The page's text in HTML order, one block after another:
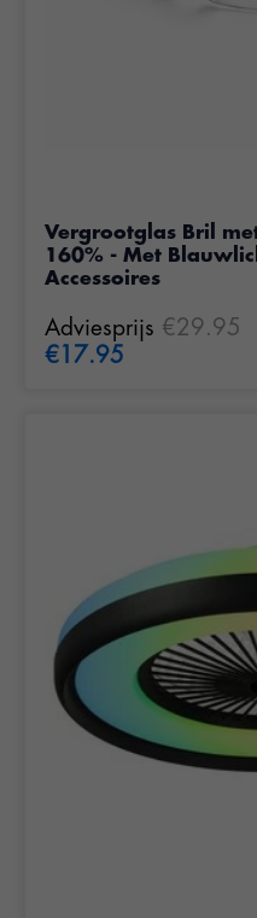
Vergrootglas Bril
160% - Met
Accessoires
Adviesprijs €29.95
€17.95